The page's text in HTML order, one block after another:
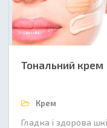
Тональний крем
Крем
Гладка і здорова